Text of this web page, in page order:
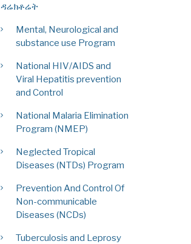
ዳሬክቶሬት
Mental, Neurological and
substance use Program
National HIV/AIDS and
Viral Hepatitis prevention
and Control
National Malaria Elimination
Program (NMEP)
Neglected Tropical
Diseases (NTDs) Program
Prevention And Control Of
Non-communicable
Diseases (NCDs)
Tuberculosis and Leprosy